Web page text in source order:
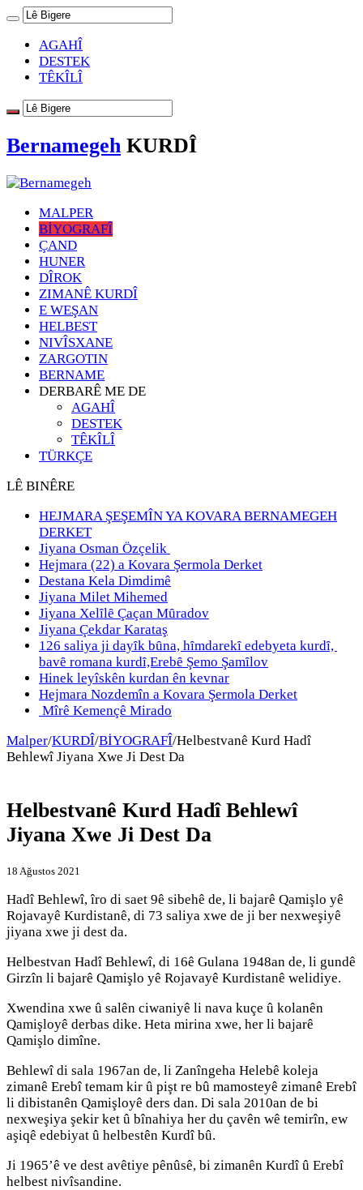
AGAHÎ
DESTEK
TÊKÎLÎ
Bernamegeh KURDÎ
MALPER
BİYOGRAFÎ
ÇAND
HUNER
DÎROK
ZIMANÊ KURDÎ
E WEŞAN
HELBEST
NIVÎSXANE
ZARGOTIN
BERNAME
DERBARÊ ME DE
AGAHÎ
DESTEK
TÊKÎLÎ
TÜRKÇE
LÊ BINÊRE
HEJMARA ŞEŞEMÎN YA KOVARA BERNAMEGEH
DERKET
Jiyana Osman Özçelik
Hejmara (22) a Kovara Şermola Derket
Destana Kela Dimdimê
Jiyana Milet Mihemed
Jiyana Xelȋlȇ Çaçan Mȗradov
Jiyana Çekdar Karataş
126 saliya ji dayȋk bȗna, hȋmdarekȋ edebyeta kurdȋ,
bavȇ romana kurdȋ,Erebȇ Şemo Şamȋlov
Hinek leyîskên kurdan ên kevnar
Hejmara Nozdemîn a Kovara Şermola Derket
Mîrê Kemençê Mirado
Malper/KURDÎ/BİYOGRAFÎ/Helbestvanê Kurd Hadî
Behlewî Jiyana Xwe Ji Dest Da
Helbestvanê Kurd Hadî Behlewî
Jiyana Xwe Ji Dest Da
18 Ağustos 2021
Hadî Behlewî, îro di saet 9ê sibehê de, li bajarê Qamişlo yê
Rojavayê Kurdistanê, di 73 saliya xwe de ji ber nexweşiyê
jiyana xwe ji dest da.
Helbestvan Hadî Behlewî, di 16ê Gulana 1948an de, li gundê
Girzîn li bajarê Qamişlo yê Rojavayê Kurdistanê welidiye.
Xwendina xwe û salên ciwaniyê li nava kuçe û kolanên
Qamişloyê derbas dike. Heta mirina xwe, her li bajarê
Qamişlo dimîne.
Behlewî di sala 1967an de, li Zanîngeha Helebê koleja
zimanê Erebî temam kir û pişt re bû mamosteyê zimanê Erebî
li dibistanên Qamişloyê ders dan. Di sala 2010an de bi
nexweşiya şekir ket û bînahiya her du çavên wê temirîn, ew
aşiqê edebiyat û helbestên Kurdî bû.
Ji 1965’ê ve dest avêtiye pênûsê, bi zimanên Kurdî û Erebî
helbest nivîsandine.